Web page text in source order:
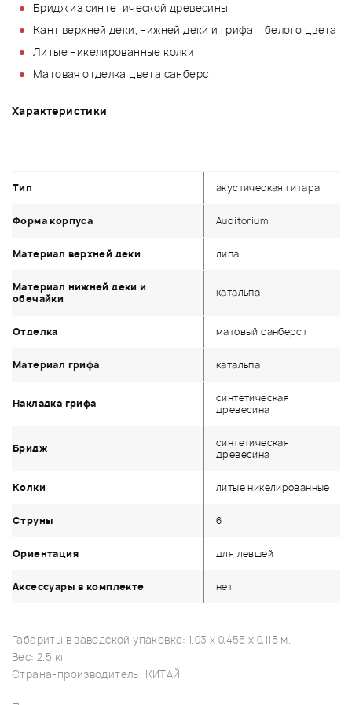
Бридж из синтетической древесины
Кант верхней деки, нижней деки и грифа – белого цвета
Литые никелированные колки
Матовая отделка цвета санберст
Характеристики
Тип акустическая гитара
Форма корпуса Auditorium
Материал верхней деки липа
Материал нижней деки и
обечайки
катальпа
Отделка матовый санберст
Материал грифа катальпа
Накладка грифа
синтетическая
древесина
Бридж
синтетическая
древесина
Колки литые никелированные
Струны 6
Ориентация для левшей
Аксессуары в комплекте нет
Габариты в заводской упаковке: 1.03 x 0.455 x 0.115 м.
Вес: 2.5 кг
Страна-производитель: КИТАЙ